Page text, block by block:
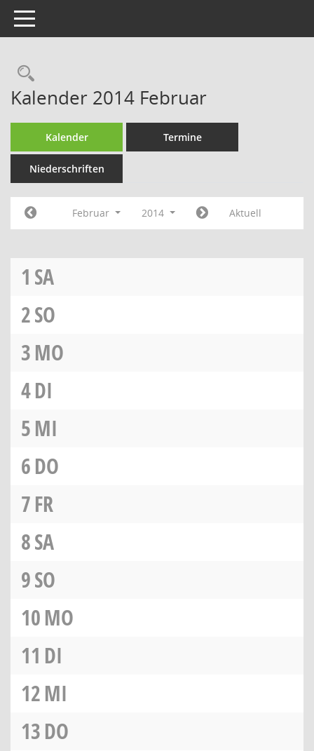
Toggle navigation
Rechercheauswahl
Kalender 2014 Februar
Kalender Termine
Niederschriften
Februar 2014 Aktuell
1 SA
2SO
3MO
4DI
5MI
6DO
7FR
8SA
9SO
10MO
11 DI
12MI
13DO